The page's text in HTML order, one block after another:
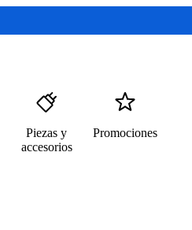
Piezas y
accesorios
Promociones